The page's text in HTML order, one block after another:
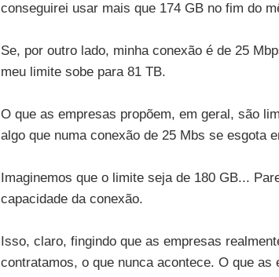
conseguirei usar mais que 174 GB no fim do
Se, por outro lado, minha conexão é de 25
meu limite sobe para 81 TB.
O que as empresas propõem, em geral, são
algo que numa conexão de 25 Mbs se esgota
Imaginemos que o limite seja de 180 GB...
capacidade da conexão.
Isso, claro, fingindo que as empresas
contratamos, o que nunca acontece. O que as